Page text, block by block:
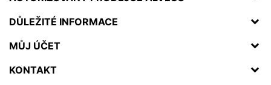
DŮLEŽITÉ INFORMACE
MŮJ ÚČET
KONTAKT